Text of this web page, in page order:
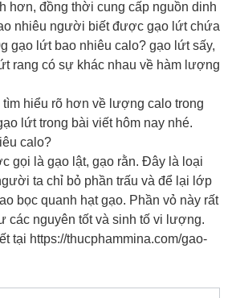
hơn, đồng thời cung cấp nguồn dinh
nhiêu người biết được gạo lứt chứa
gạo lứt bao nhiêu calo? gạo lứt sấy,
rang có sự khác nhau về hàm lượng
tìm hiểu rõ hơn về lượng calo trong
lứt trong bài viết hôm nay nhé.
calo?
gọi là gạo lật, gạo rằn. Đây là loại
ta chỉ bỏ phần trấu và để lại lớp
bọc quanh hạt gạo. Phần vỏ này rất
các nguyên tốt và sinh tố vi lượng.
tại https://thucphammina.com/gao-